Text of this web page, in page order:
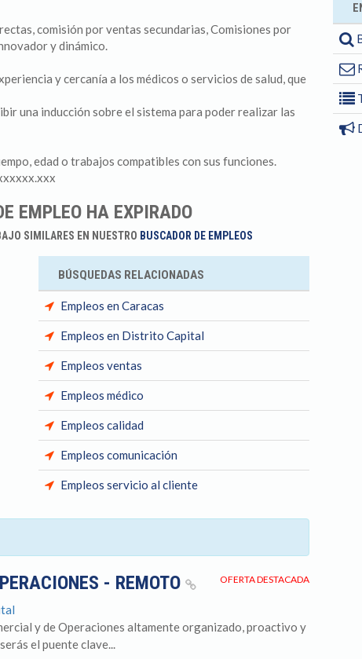
comisión por ventas secundarias, Comisiones por
y dinámico.
y cercanía a los médicos o servicios de salud, que
una inducción sobre el sistema para poder realizar las
edad o trabajos compatibles con sus funciones.
EMPLEO HA EXPIRADO
SIMILARES EN NUESTRO BUSCADOR DE EMPLEOS
BÚSQUEDAS RELACIONADAS
Empleos en Caracas
Empleos en Distrito Capital
Empleos ventas
Empleos médico
Empleos calidad
Empleos comunicación
Empleos servicio al cliente
OFERTA DESTACADA
- REMOTO
y de Operaciones altamente organizado, proactivo y
el puente clave...